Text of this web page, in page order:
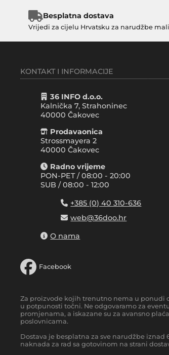
Besplatna dostava
Vrijedi za cijelu Hrvatsku za narudžbe
KONTAKT I INFORMACIJE
36 INFO d.o.o.
Kalnička 7, Strahoninec
40000 Čakovec
Prodavaonica
Strossmayera 2
40000 Čakovec
Radno vrijeme
PON-PET / 08:00 - 20:00
SUB / 08:00 - 12:00
+385 (0) 40 310-636
web@36doo.hr
O nama
Facebook
Za proizvode kojih trenutno nema u ponudi
u potpunosti točni. Ne odgovaramo za
promjenama, a iskazane su za avansno
poslovnicama.
Dostava je besplatna za sve narudžbe iznad
naknada za rad sa gotovinom na strani